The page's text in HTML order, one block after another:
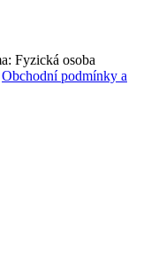
Fyzická osoba
Obchodní podmínky a